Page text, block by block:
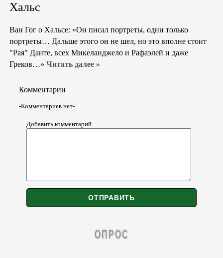
Хальс
Ван Гог о Хальсе: «Он писал портреты, одни только
портреты… Дальше этого он не шел, но это вполне стоит
"Рая" Данте, всех Микеланджело и Рафаэлей и даже
Греков…» Читать далее »
Комментарии
-Комментариев нет-
Добавить комментарий
ОПРОС